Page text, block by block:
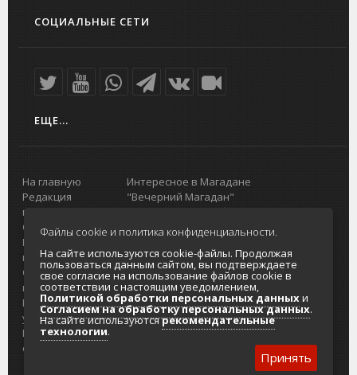
СОЦИАЛЬНЫЕ СЕТИ
ЕЩЕ...
На главную
Редакция
портала
О проекте
Реклама на
портале
Отзывы и
предложения
Интернет-
услуги
Разработка
сайтов
Интересное в Магадане
"Вечерний Магадан"
Городская доска объявлений
Реклама
Главный туристический портал
Колымы
Политика в отношении обработки
персональных данных
Согласие на обработку персональных
данных
Файлы cookie и политика конфиденциальности.
На сайте используются cookie-файлы. Продолжая
пользоваться данным сайтом, вы подтверждаете
свое согласие на использование файлов cookie в
соответствии с настоящим уведомлением,
Политикой обработки персональных данныхи
Согласием на обработку персональных данных.
На сайте используютсярекомендательные
технологии.
Принять